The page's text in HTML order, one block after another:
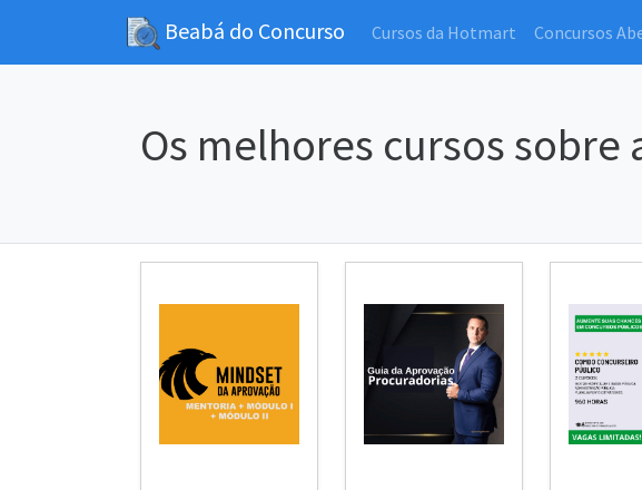
Beabá do Concurso Cursos da Hotmart Concursos
Os melhores cursos sobre